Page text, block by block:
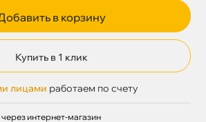
в корзину
Купить в 1 клик
лицами работаем по счету
через интернет-магазин